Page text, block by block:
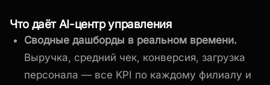
Что даёт AI-центр управления
Сводные дашборды в реальном времени.
Выручка, средний чек, конверсия, загрузка
персонала — все KPI по каждому филиалу и